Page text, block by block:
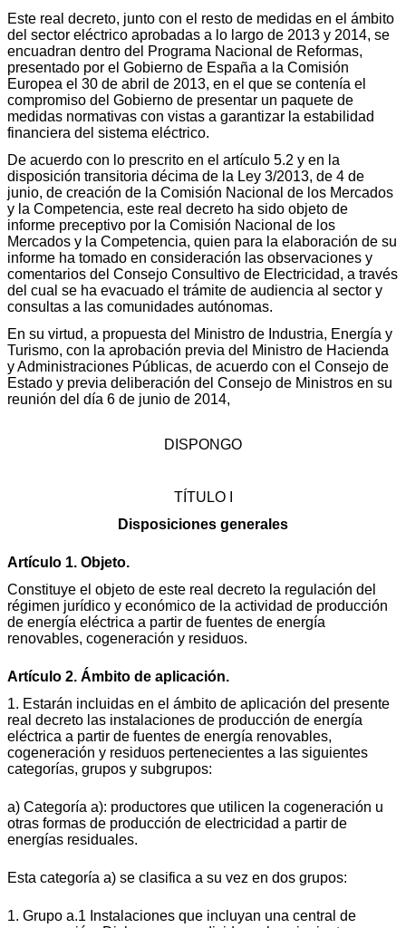
Este real decreto, junto con el resto de medidas en el ámbito
del sector eléctrico aprobadas a lo largo de 2013 y 2014, se
encuadran dentro del Programa Nacional de Reformas,
presentado por el Gobierno de España a la Comisión
Europea el 30 de abril de 2013, en el que se contenía el
compromiso del Gobierno de presentar un paquete de
medidas normativas con vistas a garantizar la estabilidad
financiera del sistema eléctrico.
De acuerdo con lo prescrito en el artículo 5.2 y en la
disposición transitoria décima de la Ley 3/2013, de 4 de
junio, de creación de la Comisión Nacional de los Mercados
y la Competencia, este real decreto ha sido objeto de
informe preceptivo por la Comisión Nacional de los
Mercados y la Competencia, quien para la elaboración de su
informe ha tomado en consideración las observaciones y
comentarios del Consejo Consultivo de Electricidad, a través
del cual se ha evacuado el trámite de audiencia al sector y
consultas a las comunidades autónomas.
En su virtud, a propuesta del Ministro de Industria, Energía y
Turismo, con la aprobación previa del Ministro de Hacienda
y Administraciones Públicas, de acuerdo con el Consejo de
Estado y previa deliberación del Consejo de Ministros en su
reunión del día 6 de junio de 2014,
DISPONGO
TÍTULO I
Disposiciones generales
Artículo 1. Objeto.
Constituye el objeto de este real decreto la regulación del
régimen jurídico y económico de la actividad de producción
de energía eléctrica a partir de fuentes de energía
renovables, cogeneración y residuos.
Artículo 2. Ámbito de aplicación.
1. Estarán incluidas en el ámbito de aplicación del presente
real decreto las instalaciones de producción de energía
eléctrica a partir de fuentes de energía renovables,
cogeneración y residuos pertenecientes a las siguientes
categorías, grupos y subgrupos:
a) Categoría a): productores que utilicen la cogeneración u
otras formas de producción de electricidad a partir de
energías residuales.
Esta categoría a) se clasifica a su vez en dos grupos:
1. Grupo a.1 Instalaciones que incluyan una central de